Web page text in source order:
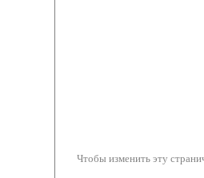
Чтобы изменить эту